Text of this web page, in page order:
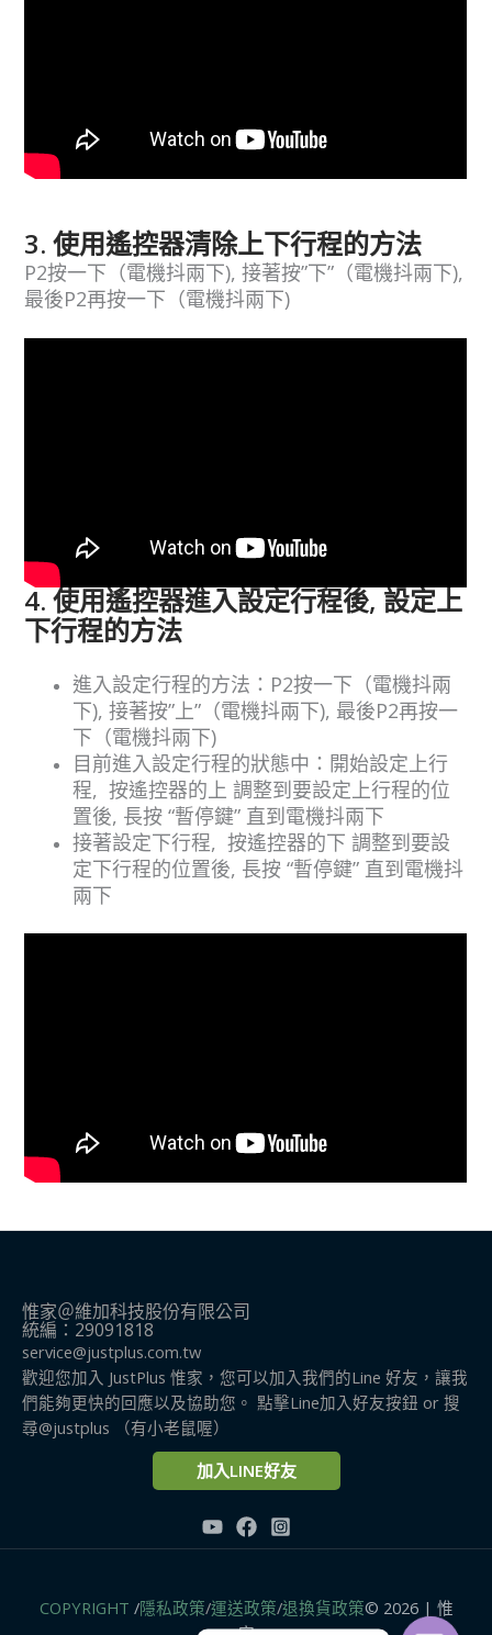
3. 使用遙控器清除上下行程的方法
P2按一下（電機抖兩下), 接著按”下”（電機抖兩下),
最後P2再按一下（電機抖兩下)
4. 使用遙控器進入設定行程後, 設定上
下行程的方法
​進入設定行程的方法：P2按一下（電機抖兩
下), 接著按”上”（電機抖兩下), 最後P2再按一
下（電機抖兩下)
目前進入設定行程的狀態中：開始設定上行
程, 按遙控器的上 調整到要設定上行程的位
置後, 長按 “暫停鍵” 直到電機抖兩下
接著設定下行程, 按遙控器的下 調整到要設
定下行程的位置後, 長按 “暫停鍵” 直到電機抖
兩下
惟家＠維加科技股份有限公司
統編：29091818
service@justplus.com.tw
歡迎您加入 JustPlus 惟家，您可以加入我們的Line 好友，讓我
們能夠更快的回應以及協助您。 點擊Line加入好友按鈕 or 搜
尋@justplus​ （有小老鼠喔）
加入LINE好友
COPYRIGHT /隱私政策/運送政策/退換貨政策© 2026 | 惟